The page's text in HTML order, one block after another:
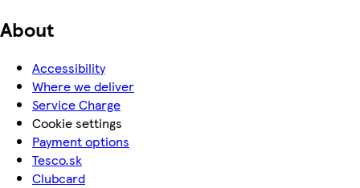
About
Accessibility
Where we deliver
Service Charge
Cookie settings
Payment options
Tesco.sk
Clubcard